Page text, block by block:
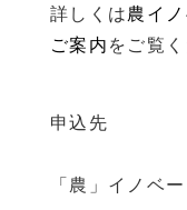
詳しくは農イ
ご案内 をご覧く
申込先
「農」イノベ